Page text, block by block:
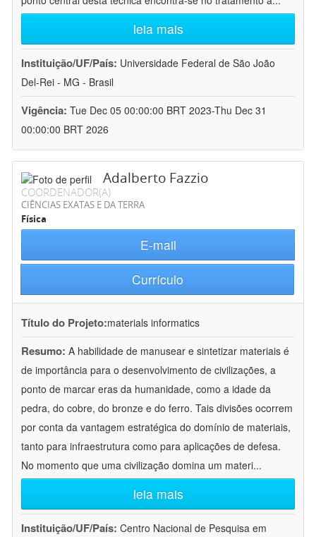
leia mais
Instituição/UF/País: Universidade Federal de São João
Del-Rei - MG - Brasil
Vigência: Tue Dec 05 00:00:00 BRT 2023-Thu Dec 31
00:00:00 BRT 2026
Adalberto Fazzio
COORDENADOR(A)
CIÊNCIAS EXATAS E DA TERRA
Física
E-mail
Currículo
Título do Projeto:materials informatics
Resumo: A habilidade de manusear e sintetizar materiais é
de importância para o desenvolvimento de civilizações, a
ponto de marcar eras da humanidade, como a idade da
pedra, do cobre, do bronze e do ferro. Tais divisões ocorrem
por conta da vantagem estratégica do domínio de materiais,
tanto para infraestrutura como para aplicações de defesa.
No momento que uma civilização domina um materi...
leia mais
Instituição/UF/País: Centro Nacional de Pesquisa em